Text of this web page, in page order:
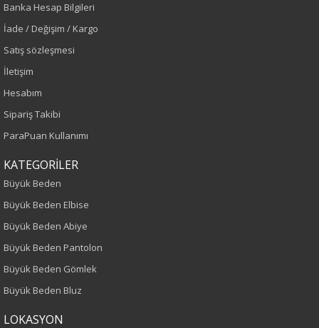
Sezon : KIŞLIK
Renk
Sezon
Yaş Grubu
Kalıp
Banka Hesap Bilgileri
İade / Değişim / Kargo
Satış sözleşmesi
İletişim
Hesabım
Sipariş Takibi
ParaPuan Kullanımı
KATEGORİLER
Büyük Beden
Büyük Beden Elbise
Büyük Beden Abiye
Büyük Beden Pantolon
Büyük Beden Gömlek
Büyük Beden Bluz
LOKASYON